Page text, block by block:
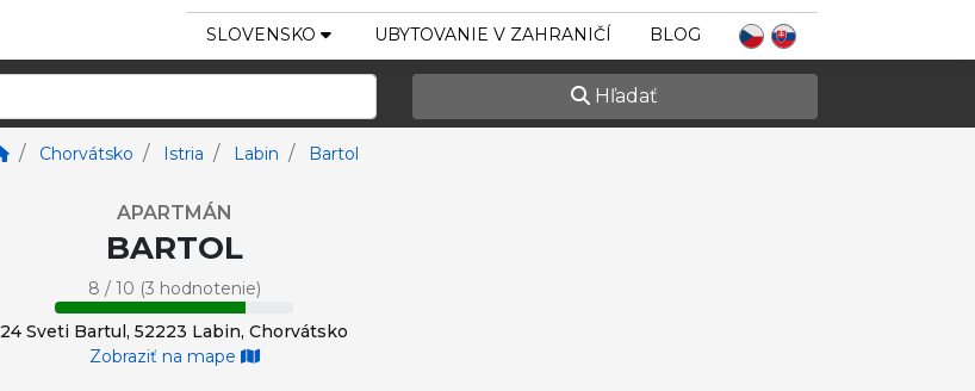
SLOVENSKO UBYTOVANIE V ZAHRANIČÍ BLOG
Hľadať
Chorvátsko Istria Labin Bartol
APARTMÁN
BARTOL
8 / 10 (3 hodnotenie)
24 Sveti Bartul, 52223 Labin, Chorvátsko
Zobraziť na mape